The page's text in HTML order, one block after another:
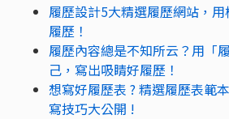
履歷設計5大精選履歷網站，
履歷！
履歷內容總是不知所云？用「
己，寫出吸睛好履歷！
想寫好履歷表 ? 精選履歷表範
寫技巧大公開 !